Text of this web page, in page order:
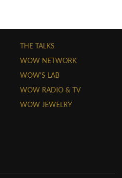
THE TALKS
WOW NETWORK
WOW'S LAB
WOW RADIO & TV
WOW JEWELRY